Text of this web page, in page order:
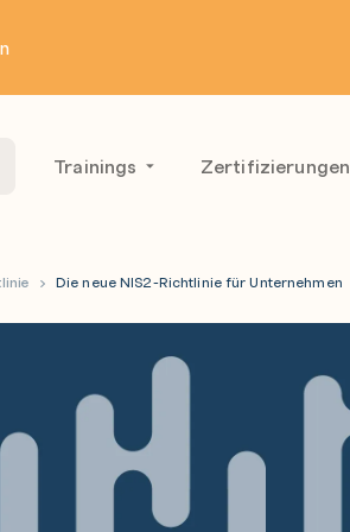
Trainings Zertifizierungen
Die neue NIS2-Richtlinie für Unternehmen